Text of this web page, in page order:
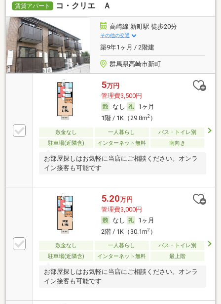
賃貸アパート コ・クリエ Ａ
高崎線 新町駅 徒歩20分
その他の交通
築9年1ヶ月 / 2階建
群馬県高崎市新町
5万円
管理費3,500円
なし
1ヶ月
1階 / 1K（29.8m2）
敷金なし 一人暮らし
バス・トイレ別
駐車場(近隣含)
インターネット無料 南向き
お部屋探しはお気軽に当店にご相談ください。オンラ
イン接客も可能です
5.20万円
管理費3,000円
なし
1ヶ月
2階 / 1K（30.1m2）
敷金なし 一人暮らし
バス・トイレ別
駐車場(近隣含)
インターネット無料 最上階
お部屋探しはお気軽に当店にご相談ください。オンラ
イン接客も可能です